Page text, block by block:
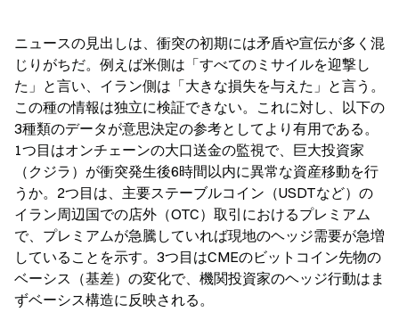
ニュースの見出しは、衝突の初期には矛盾や宣伝が多く混
じりがちだ。例えば米側は「すべてのミサイルを迎撃し
た」と言い、イラン側は「大きな損失を与えた」と言う。
この種の情報は独立に検証できない。これに対し、以下の
3種類のデータが意思決定の参考としてより有用である。
1つ目はオンチェーンの大口送金の監視で、巨大投資家
（クジラ）が衝突発生後6時間以内に異常な資産移動を行
うか。2つ目は、主要ステーブルコイン（USDTなど）の
イラン周辺国での店外（OTC）取引におけるプレミアム
で、プレミアムが急騰していれば現地のヘッジ需要が急増
していることを示す。3つ目はCMEのビットコイン先物の
ベーシス（基差）の変化で、機関投資家のヘッジ行動はま
ずベーシス構造に反映される。